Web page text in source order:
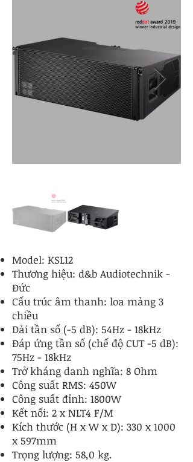
Model: KSL12
Thương hiệu: d&b Audiotechnik -
Đức
Cấu trúc âm thanh: loa mảng 3
chiều
Dải tần số (-5 dB): 54Hz - 18kHz
Đáp ứng tần số (chế độ CUT -5 dB):
75Hz - 18kHz
Trở kháng danh nghĩa: 8 Ohm
Công suất RMS: 450W
Công suất đỉnh: 1800W
Kết nối: 2 x NLT4 F/M
Kích thước (H x W x D): 330 x 1000
x 597mm
Trọng lượng: 58,0 kg.